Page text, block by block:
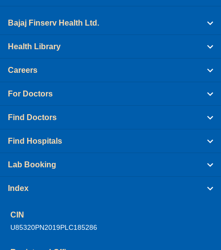
Bajaj Finserv Health Ltd.
Health Library
Careers
For Doctors
Find Doctors
Find Hospitals
Lab Booking
Index
CIN
U85320PN2019PLC185286